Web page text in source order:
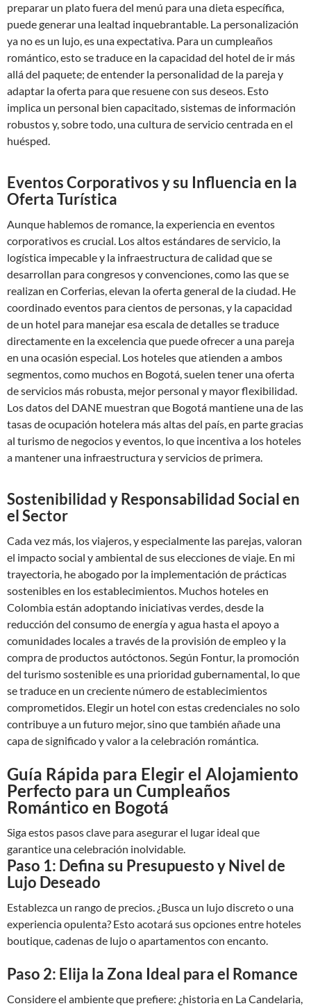
preparar un plato fuera del menú para una dieta específica,
puede generar una lealtad inquebrantable. La personalización
ya no es un lujo, es una expectativa. Para un cumpleaños
romántico, esto se traduce en la capacidad del hotel de ir más
allá del paquete; de entender la personalidad de la pareja y
adaptar la oferta para que resuene con sus deseos. Esto
implica un personal bien capacitado, sistemas de información
robustos y, sobre todo, una cultura de servicio centrada en el
huésped.
Eventos Corporativos y su Influencia en la
Oferta Turística
Aunque hablemos de romance, la experiencia en eventos
corporativos es crucial. Los altos estándares de servicio, la
logística impecable y la infraestructura de calidad que se
desarrollan para congresos y convenciones, como las que se
realizan en Corferias, elevan la oferta general de la ciudad. He
coordinado eventos para cientos de personas, y la capacidad
de un hotel para manejar esa escala de detalles se traduce
directamente en la excelencia que puede ofrecer a una pareja
en una ocasión especial. Los hoteles que atienden a ambos
segmentos, como muchos en Bogotá, suelen tener una oferta
de servicios más robusta, mejor personal y mayor flexibilidad.
Los datos del DANE muestran que Bogotá mantiene una de las
tasas de ocupación hotelera más altas del país, en parte gracias
al turismo de negocios y eventos, lo que incentiva a los hoteles
a mantener una infraestructura y servicios de primera.
Sostenibilidad y Responsabilidad Social en
el Sector
Cada vez más, los viajeros, y especialmente las parejas, valoran
el impacto social y ambiental de sus elecciones de viaje. En mi
trayectoria, he abogado por la implementación de prácticas
sostenibles en los establecimientos. Muchos hoteles en
Colombia están adoptando iniciativas verdes, desde la
reducción del consumo de energía y agua hasta el apoyo a
comunidades locales a través de la provisión de empleo y la
compra de productos autóctonos. Según Fontur, la promoción
del turismo sostenible es una prioridad gubernamental, lo que
se traduce en un creciente número de establecimientos
comprometidos. Elegir un hotel con estas credenciales no solo
contribuye a un futuro mejor, sino que también añade una
capa de significado y valor a la celebración romántica.
Guía Rápida para Elegir el Alojamiento
Perfecto para un Cumpleaños
Romántico en Bogotá
Siga estos pasos clave para asegurar el lugar ideal que
garantice una celebración inolvidable.
Paso 1: Defina su Presupuesto y Nivel de
Lujo Deseado
Establezca un rango de precios. ¿Busca un lujo discreto o una
experiencia opulenta? Esto acotará sus opciones entre hoteles
boutique, cadenas de lujo o apartamentos con encanto.
Paso 2: Elija la Zona Ideal para el Romance
Considere el ambiente que prefiere: ¿historia en La Candelaria,